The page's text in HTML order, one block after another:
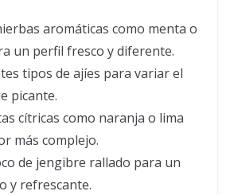
aromáticas como menta o
un perfil fresco y diferente.
tipos de ajíes para variar el
picante.
cítricas como naranja o lima
más complejo.
de jengibre rallado para un
y refrescante.